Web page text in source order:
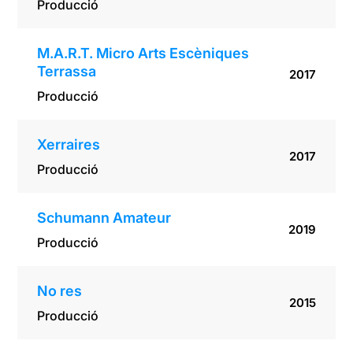
Producció
M.A.R.T. Micro Arts Escèniques
Terrassa
Producció
2017
Xerraires
Producció
2017
Schumann Amateur
Producció
2019
No res
Producció
2015